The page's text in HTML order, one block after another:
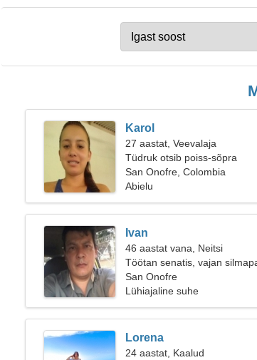
Karol
27 aastat, Veevalaja
Tüdruk otsib poiss-sõpra
San Onofre, Colombia
Abielu
Ivan
46 aastat vana, Neitsi
Töötan senatis, vajan
San Onofre
Lühiajaline suhe
Lorena
24 aastat, Kaalud